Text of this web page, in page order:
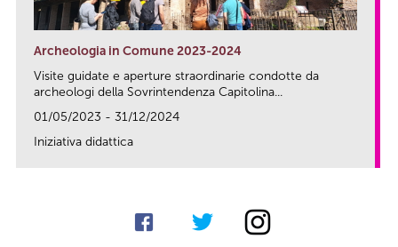
Archeologia in Comune 2023-2024
Visite guidate e aperture straordinarie condotte da
archeologi della Sovrintendenza Capitolina...
01/05/2023 - 31/12/2024
Iniziativa didattica